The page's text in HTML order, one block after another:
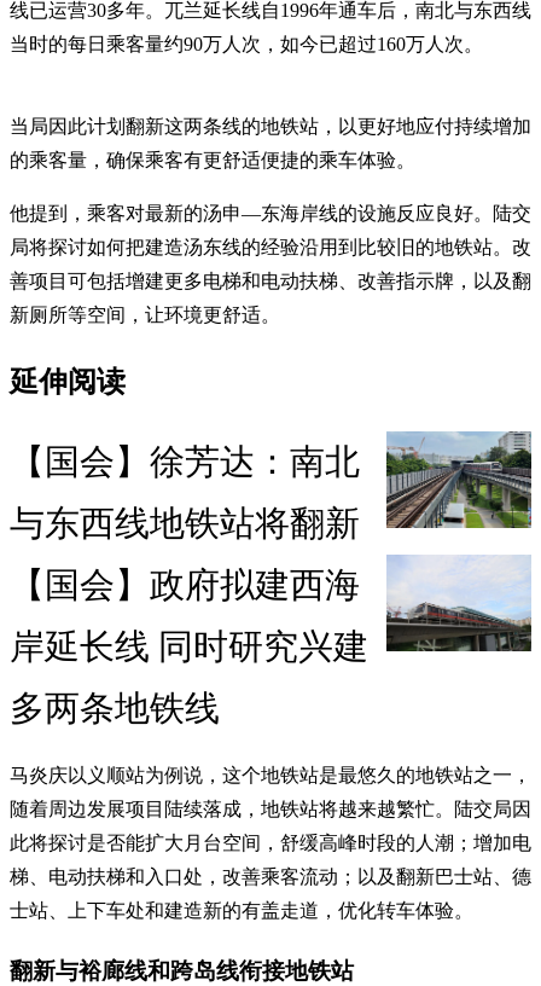
线已运营30多年。兀兰延长线自1996年通车后，南北与东西线
当时的每日乘客量约90万人次，如今已超过160万人次。
当局因此计划翻新这两条线的地铁站，以更好地应付持续增加
的乘客量，确保乘客有更舒适便捷的乘车体验。
他提到，乘客对最新的汤申—东海岸线的设施反应良好。陆交
局将探讨如何把建造汤东线的经验沿用到比较旧的地铁站。改
善项目可包括增建更多电梯和电动扶梯、改善指示牌，以及翻
新厕所等空间，让环境更舒适。
延伸阅读
【国会】徐芳达：南北
与东西线地铁站将翻新
【国会】政府拟建西海
岸延长线 同时研究兴建
多两条地铁线
马炎庆以义顺站为例说，这个地铁站是最悠久的地铁站之一，
随着周边发展项目陆续落成，地铁站将越来越繁忙。陆交局因
此将探讨是否能扩大月台空间，舒缓高峰时段的人潮；增加电
梯、电动扶梯和入口处，改善乘客流动；以及翻新巴士站、德
士站、上下车处和建造新的有盖走道，优化转车体验。
翻新与裕廊线和跨岛线衔接地铁站